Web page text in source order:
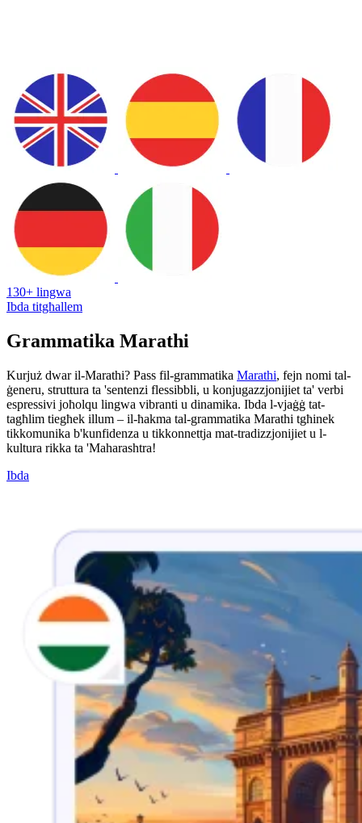
130+ lingwa
Ibda titgħallem
Grammatika Marathi
Kurjuż dwar il-Marathi? Pass fil-grammatika Marathi, fejn nomi tal-
ġeneru, struttura ta 'sentenzi flessibbli, u konjugazzjonijiet ta' verbi
espressivi joħolqu lingwa vibranti u dinamika. Ibda l-vjaġġ tat-
tagħlim tiegħek illum – il-ħakma tal-grammatika Marathi tgħinek
tikkomunika b'kunfidenza u tikkonnettja mat-tradizzjonijiet u l-
kultura rikka ta 'Maharashtra!
Ibda